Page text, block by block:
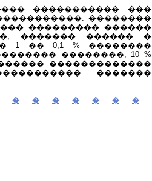
����������� ���
��������
��������� ������
������� ������ �
1 �� 0,1 % ��������
��������, 10 %
�������������
�������
� � � � � � �